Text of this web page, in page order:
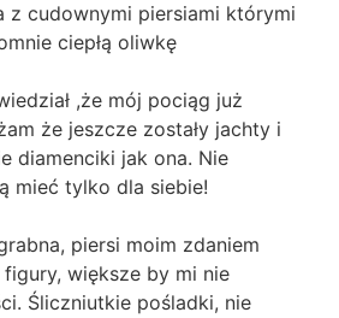
z cudownymi piersiami którymi
ciepłą oliwkę
,że mój pociąg już
że jeszcze zostały jachty i
diamenciki jak ona. Nie
mieć tylko dla siebie!
piersi moim zdaniem
większe by mi nie
Śliczniutkie pośladki, nie